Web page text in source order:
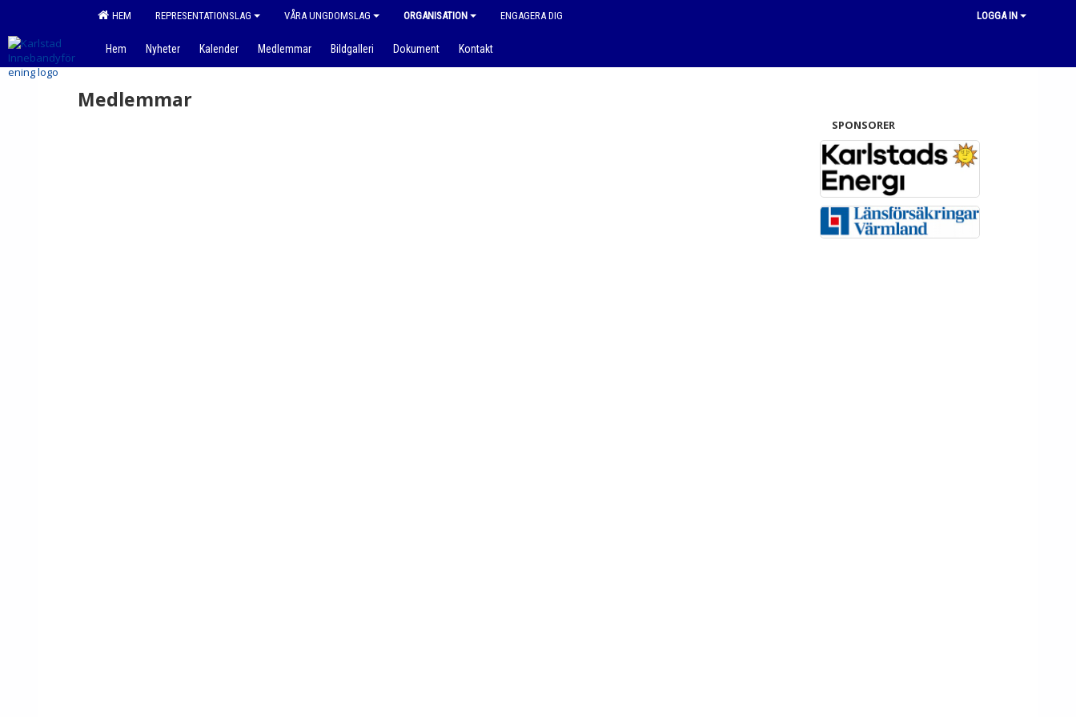
HEM REPRESENTATIONSLAG VÅRA UNGDOMSLAG ORGANISATION ENGAGERA DIG LOGGA IN
Hem Nyheter Kalender Medlemmar Bildgalleri Dokument Kontakt
Medlemmar
SPONSORER